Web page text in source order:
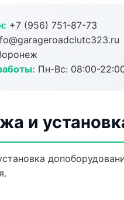
+7 (956) 751-87-73
Пн-Вс: 08:00-
и